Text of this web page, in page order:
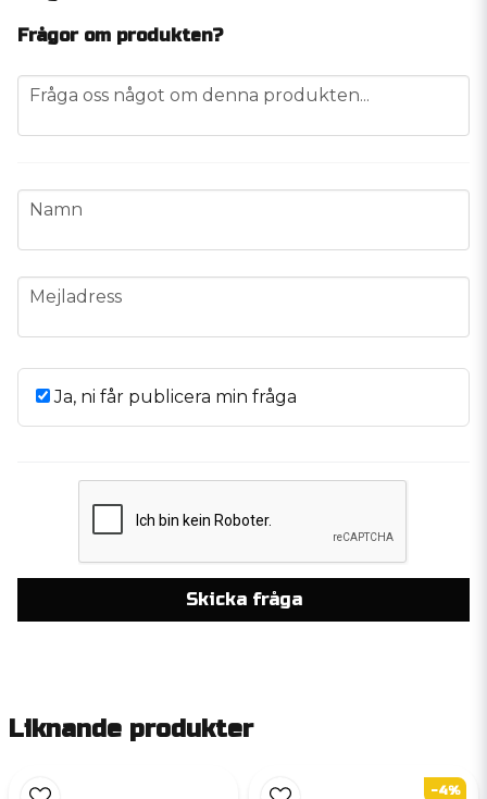
Frågor om produkten?
question
Fråga oss något om denna produkten...
name
Namn
email
Mejladress
Ja, ni får publicera min fråga
Skicka fråga
Liknande produkter
-4%